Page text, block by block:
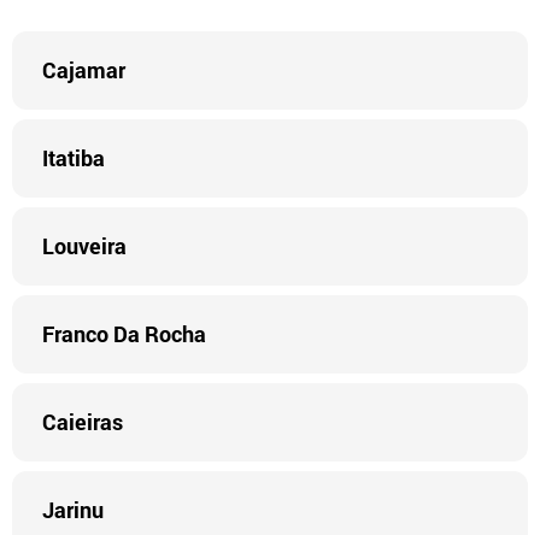
Cajamar
Itatiba
Louveira
Franco Da Rocha
Caieiras
Jarinu